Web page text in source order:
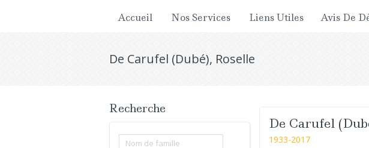
Accueil Nos Services Liens Utiles Avis De
De Carufel (Dubé), Roselle
De Carufel
1933-2017
Recherche